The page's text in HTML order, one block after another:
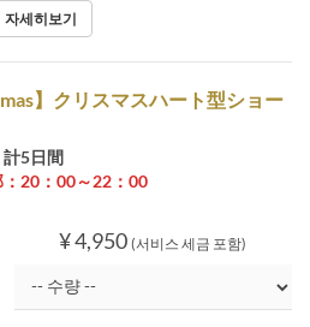
심
자세히보기
】クリスマスハート型ショー
5日間
20：00～22：00
¥ 4,950 (서비스 세금 포함)